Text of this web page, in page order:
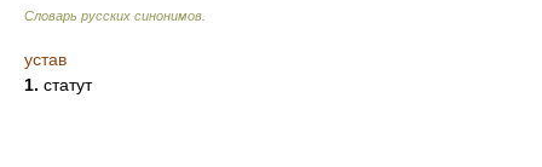
Словарь русских синонимов
устав
1. статут